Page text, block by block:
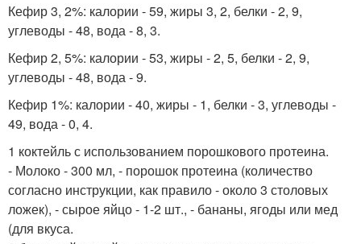
Кефир 3, 2%: калории - 59, жиры 3, 2, белки - 2, 9,
углеводы - 48, вода - 8, 3.
Кефир 2, 5%: калории - 53, жиры - 2, 5, белки - 2, 9,
углеводы - 48, вода - 9.
Кефир 1%: калории - 40, жиры - 1, белки - 3, углеводы -
49, вода - 0, 4.
1 коктейль с использованием порошкового протеина.
- Молоко - 300 мл, - порошок протеина (количество
согласно инструкции, как правило - около 3 столовых
ложек), - сырое яйцо - 1-2 шт., - бананы, ягоды или мед
(для вкуса.